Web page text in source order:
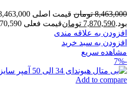
8,463,000 تومان
بود.7,870,590 تومانقیمت فعلی 7,870,590 تومان است.
افزودن به علاقه مندی
افزودن به سبد خرید
مشاهده سریع
-7%
Add to compare